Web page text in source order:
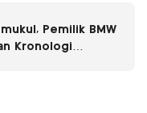
Pemilik BMW
Kronologi